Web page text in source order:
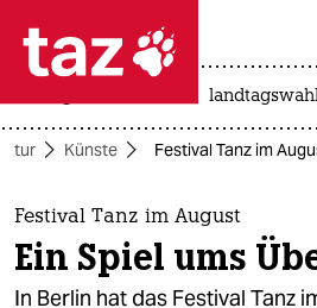
 taz zahl ich
taz zahl ich
themen
politik
Künste Festival Tanz im
Festival Tanz im August
Ein Spiel ums
In Berlin hat das Festival Tanz